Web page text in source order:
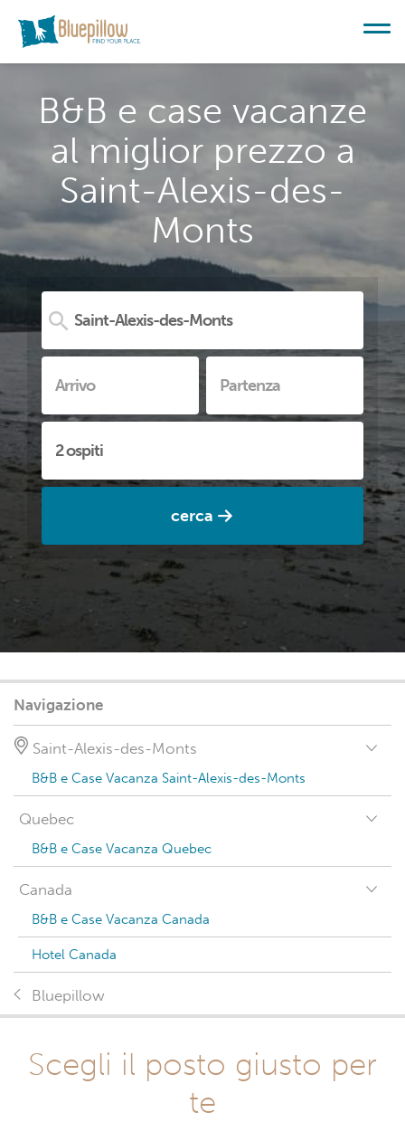
B&B e case vacanze
al miglior prezzo a
Saint-Alexis-des-
Monts
cerca
Navigazione
Saint-Alexis-des-Monts
B&B e Case Vacanza Saint-Alexis-des-Monts
Quebec
B&B e Case Vacanza Quebec
Canada
B&B e Case Vacanza Canada
Hotel Canada
Bluepillow
Scegli il posto giusto per
te